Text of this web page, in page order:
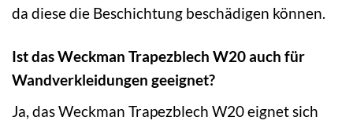
da diese die Beschichtung beschädigen können.
Ist das Weckman Trapezblech W20 auch für
Wandverkleidungen geeignet?
Ja, das Weckman Trapezblech W20 eignet sich